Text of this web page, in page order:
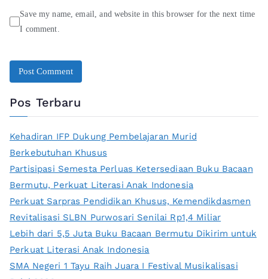
Save my name, email, and website in this browser for the next time
I comment.
Pos Terbaru
Kehadiran IFP Dukung Pembelajaran Murid
Berkebutuhan Khusus
Partisipasi Semesta Perluas Ketersediaan Buku Bacaan
Bermutu, Perkuat Literasi Anak Indonesia
Perkuat Sarpras Pendidikan Khusus, Kemendikdasmen
Revitalisasi SLBN Purwosari Senilai Rp1,4 Miliar
Lebih dari 5,5 Juta Buku Bacaan Bermutu Dikirim untuk
Perkuat Literasi Anak Indonesia
SMA Negeri 1 Tayu Raih Juara I Festival Musikalisasi